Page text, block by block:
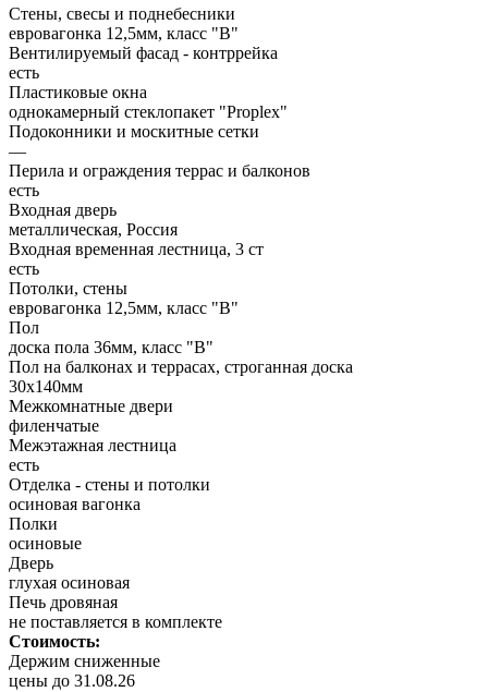
Стены, свесы и поднебесники
евровагонка 12,5мм, класс "В"
Вентилируемый фасад - контррейка
есть
Пластиковые окна
однокамерный стеклопакет "Proplex"
Подоконники и москитные сетки
—
Перила и ограждения террас и балконов
есть
Входная дверь
металлическая, Россия
Входная временная лестница, 3 ст
есть
Потолки, стены
евровагонка 12,5мм, класс "В"
Пол
доска пола 36мм, класс "B"
Пол на балконах и террасах, строганная доска
30х140мм
Межкомнатные двери
филенчатые
Межэтажная лестница
есть
Отделка - стены и потолки
осиновая вагонка
Полки
осиновые
Дверь
глухая осиновая
Печь дровяная
не поставляется в комплекте
Стоимость:
Держим сниженные
цены до 31.08.26